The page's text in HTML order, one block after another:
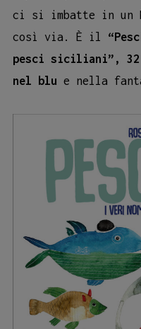
ci si imbatte in un
così via. È il
pesci siciliani”, 32
nel blu e nella